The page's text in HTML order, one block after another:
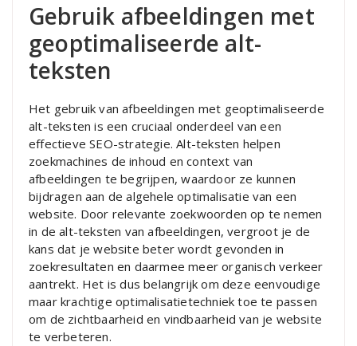
Gebruik afbeeldingen met
geoptimaliseerde alt-
teksten
Het gebruik van afbeeldingen met geoptimaliseerde
alt-teksten is een cruciaal onderdeel van een
effectieve SEO-strategie. Alt-teksten helpen
zoekmachines de inhoud en context van
afbeeldingen te begrijpen, waardoor ze kunnen
bijdragen aan de algehele optimalisatie van een
website. Door relevante zoekwoorden op te nemen
in de alt-teksten van afbeeldingen, vergroot je de
kans dat je website beter wordt gevonden in
zoekresultaten en daarmee meer organisch verkeer
aantrekt. Het is dus belangrijk om deze eenvoudige
maar krachtige optimalisatietechniek toe te passen
om de zichtbaarheid en vindbaarheid van je website
te verbeteren.